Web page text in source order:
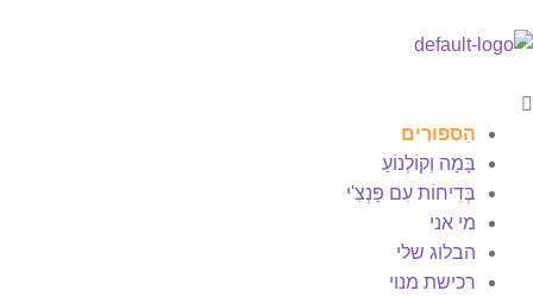
הַסִּפּוּרִים
בָּמָה וְקוֹלְנוֹעַ
בְּדִיחוֹת עִם פַּנְצִ'י
מי אני
הבלוג שלי
רכישת מנוי